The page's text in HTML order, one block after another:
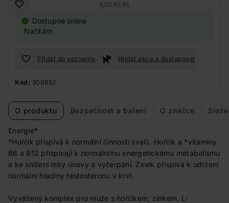
3,00 Kč/ks
Dostupné online
Načítám
Přidat do seznamu Hlídat akce a dostupnost
Kód: 300852
O produktu Bezpečnost a balení O značce
Energie*
*Hořčík přispívá k normální činnosti svalů. Hořčík a *vitaminy
B6 a B12 přispívají k normálnímu energetickému metabolismu
a ke snížení míry únavy a vyčerpání. Zinek přispívá k udržení
normální hladiny testosteronu v krvi.
Vyvážený komplex pro muže s hořčíkem, zinkem, L-